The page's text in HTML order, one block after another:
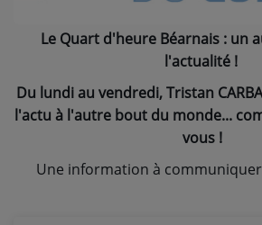
ANNONCEURS & ESPACE PRO
LOCATION DE STUDIOS
ÉDUCATION AUX MÉDIAS ET À
Le Quart d'heure Béarnais : un
l'actualité !
Du lundi au vendredi, Tristan
l'actu à l'autre bout du monde...
vous !
Une information à